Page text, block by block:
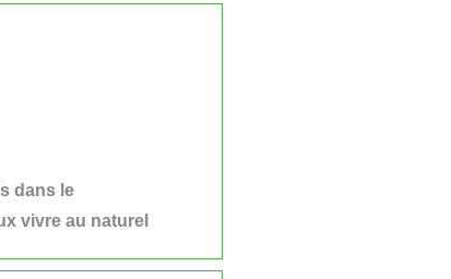
dans le
vivre au naturel